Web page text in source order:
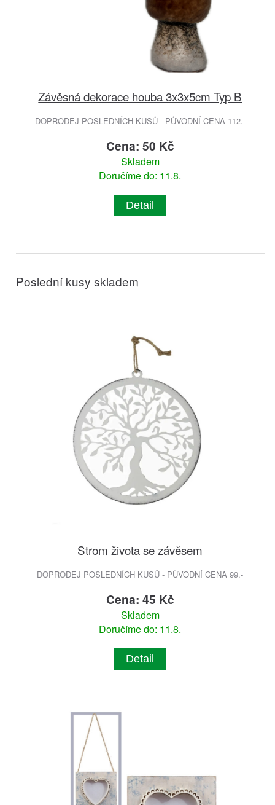
Závěsná dekorace houba 3x3x5cm Typ B
DOPRODEJ POSLEDNÍCH KUSŮ - PŮVODNÍ CENA 112.-
Cena: 50 Kč
Skladem
Doručíme do: 11.8.
Detail
Poslední kusy skladem
Strom života se závěsem
DOPRODEJ POSLEDNÍCH KUSŮ - PŮVODNÍ CENA 99.-
Cena: 45 Kč
Skladem
Doručíme do: 11.8.
Detail